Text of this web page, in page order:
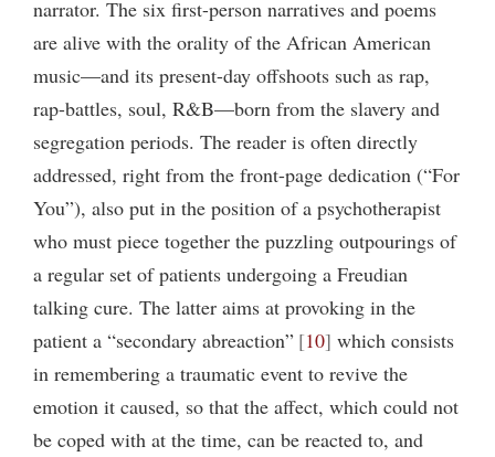
narrator. The six first-person narratives and poems
are alive with the orality of the African American
music—and its present-day offshoots such as rap,
rap-battles, soul, R&B—born from the slavery and
segregation periods. The reader is often directly
addressed, right from the front-page dedication (“For
You”), also put in the position of a psychotherapist
who must piece together the puzzling outpourings of
a regular set of patients undergoing a Freudian
talking cure. The latter aims at provoking in the
patient a “secondary abreaction” 10 which consists
in remembering a traumatic event to revive the
emotion it caused, so that the affect, which could not
be coped with at the time, can be reacted to, and